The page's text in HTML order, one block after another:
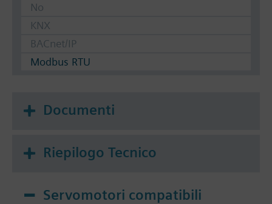
No
KNX
BACnet/IP
Modbus RTU
Documenti
Riepilogo Tecnico
Servomotori compatibili